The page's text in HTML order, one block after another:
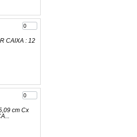
CAIXA : 12
cm Cx